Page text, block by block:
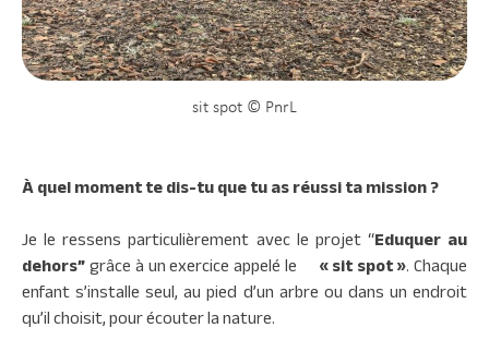
sit spot © PnrL
À quel moment te dis-tu que tu as réussi ta mission ?
Je le ressens particulièrement avec le projet “Eduquer au
dehors”grâce à un exercice appelé le « sit spot ». Chaque
enfant s’installe seul, au pied d’un arbre ou dans un endroit
qu’il choisit, pour écouter la nature.